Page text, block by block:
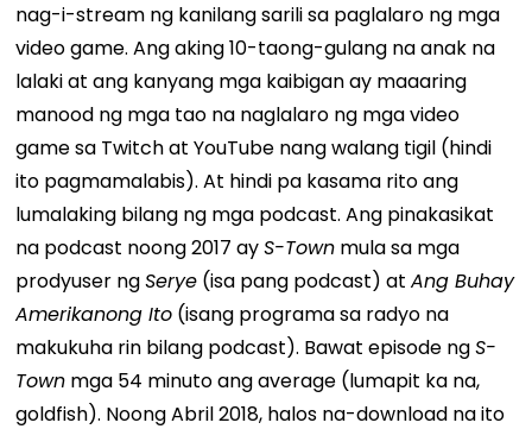
nag-i-stream ng kanilang sarili sa paglalaro ng mga
video game. Ang aking 10-taong-gulang na anak na
lalaki at ang kanyang mga kaibigan ay maaaring
manood ng mga tao na naglalaro ng mga video
game sa Twitch at YouTube nang walang tigil (hindi
ito pagmamalabis). At hindi pa kasama rito ang
lumalaking bilang ng mga podcast. Ang pinakasikat
na podcast noong 2017 ayS-Town mula sa mga
prodyuser ngSerye (isa pang podcast) atAng Buhay
Amerikanong Ito (isang programa sa radyo na
makukuha rin bilang podcast). Bawat episode ngS-
Town mga 54 minuto ang average (lumapit ka na,
goldfish). Noong Abril 2018, halos na-download na ito